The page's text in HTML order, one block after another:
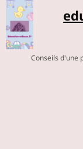
Conseils d'une